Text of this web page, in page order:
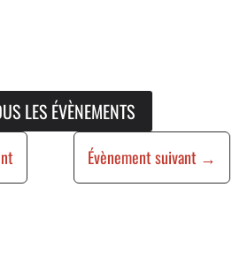
LES ÉVÈNEMENTS
Évènement suivant →